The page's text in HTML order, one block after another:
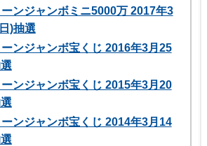
ンジャンボミニ5000万 2017年3
)抽選
ンジャンボ宝くじ 2016年3月25
ンジャンボ宝くじ 2015年3月20
ンジャンボ宝くじ 2014年3月14